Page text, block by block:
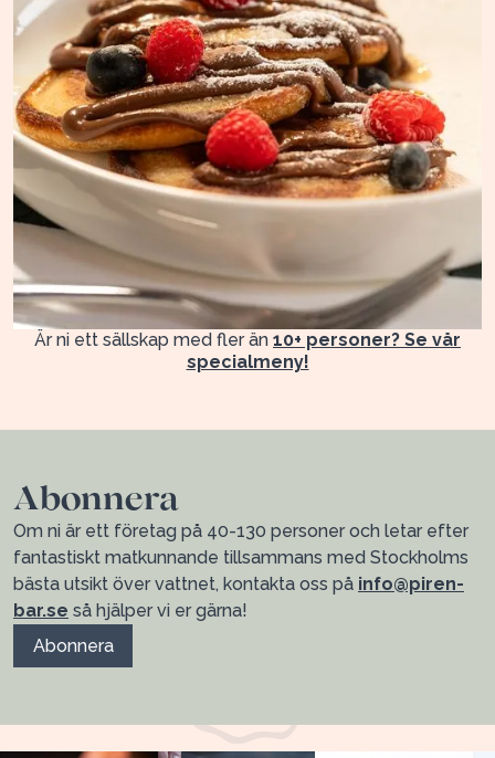
Är ni ett sällskap med fler än 10+ personer? Se vår
specialmeny!
Abonnera
Om ni är ett företag på 40-130 personer och letar efter
fantastiskt matkunnande tillsammans med Stockholms
bästa utsikt över vattnet, kontakta oss på info@piren-
bar.se så hjälper vi er gärna!
Abonnera